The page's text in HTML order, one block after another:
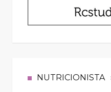
NUTRICIONISTA